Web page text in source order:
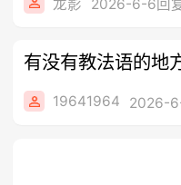
龙影 2026-6-6回
有没有教法语的地
19641964 2026-